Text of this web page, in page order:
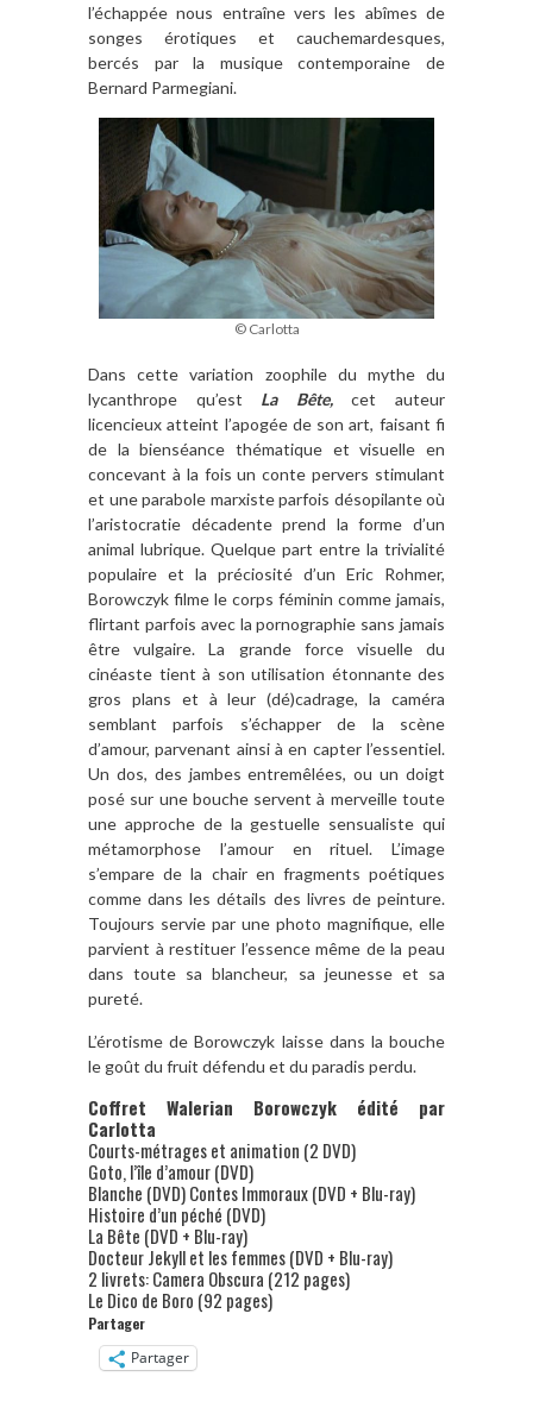
l’échappée nous entraîne vers les abîmes de
songes érotiques et cauchemardesques,
bercés par la musique contemporaine de
Bernard Parmegiani.
© Carlotta
Dans cette variation zoophile du mythe du
lycanthrope qu’est La Bête,cet auteur
licencieux atteint l’apogée de son art, faisant fi
de la bienséance thématique et visuelle en
concevant à la fois un conte pervers stimulant
et une parabole marxiste parfois désopilante où
l’aristocratie décadente prend la forme d’un
animal lubrique. Quelque part entre la trivialité
populaire et la préciosité d’un Eric Rohmer,
Borowczyk filme le corps féminin comme jamais,
flirtant parfois avec la pornographie sans jamais
être vulgaire. La grande force visuelle du
cinéaste tient à son utilisation étonnante des
gros plans et à leur (dé)cadrage, la caméra
semblant parfois s’échapper de la scène
d’amour, parvenant ainsi à en capter l’essentiel.
Un dos, des jambes entremêlées, ou un doigt
posé sur une bouche servent à merveille toute
une approche de la gestuelle sensualiste qui
métamorphose l’amour en rituel. L’image
s’empare de la chair en fragments poétiques
comme dans les détails des livres de peinture.
Toujours servie par une photo magnifique, elle
parvient à restituer l’essence même de la peau
dans toute sa blancheur, sa jeunesse et sa
pureté.
L’érotisme de Borowczyk laisse dans la bouche
le goût du fruit défendu et du paradis perdu.
Coffret Walerian Borowczyk édité par
Carlotta
Courts-métrages et animation (2 DVD)
Goto, l’île d’amour (DVD)
Blanche (DVD) Contes Immoraux (DVD + Blu-ray)
Histoire d’un péché (DVD)
La Bête (DVD + Blu-ray)
Docteur Jekyll et les femmes (DVD + Blu-ray)
2 livrets: Camera Obscura (212 pages)
Le Dico de Boro (92 pages)
Partager
Partager